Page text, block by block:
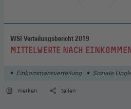
WSI Verteilungsbericht 2019
:MITTELWERTE NACH
Einkommensverteilung Soziale
merken teilen